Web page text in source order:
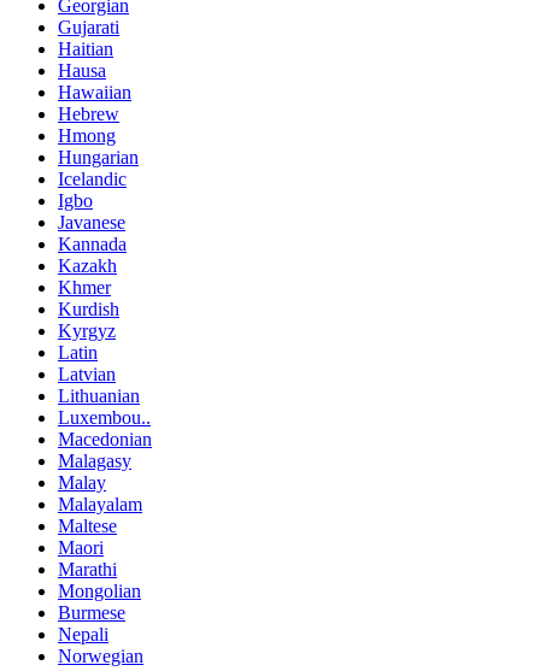
Georgian
Gujarati
Haitian
Hausa
Hawaiian
Hebrew
Hmong
Hungarian
Icelandic
Igbo
Javanese
Kannada
Kazakh
Khmer
Kurdish
Kyrgyz
Latin
Latvian
Lithuanian
Luxembou..
Macedonian
Malagasy
Malay
Malayalam
Maltese
Maori
Marathi
Mongolian
Burmese
Nepali
Norwegian